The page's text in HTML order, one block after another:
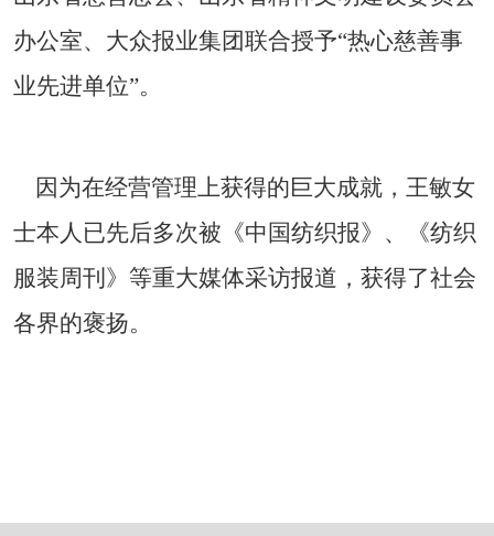
办公室、大众报业集团联合授予“热心慈善事
业先进单位”。
因为在经营管理上获得的巨大成就，王敏女
士本人已先后多次被《中国纺织报》、《纺织
服装周刊》等重大媒体采访报道，获得了社会
各界的褒扬。